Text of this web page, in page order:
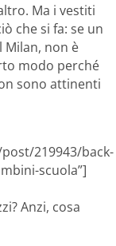
Ma i vestiti
che si fa: se un
Milan, non è
modo perché
sono attinenti
219943/back-
scuola”]
Anzi, cosa